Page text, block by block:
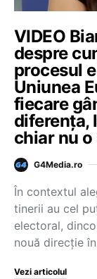
VIDEO
despre
procesul
Uniunea
fiecare
diferența,
chiar nu
G4Media.ro
În contextul
tinerii au cel
electoral,
nouă direcție
Vezi articolul